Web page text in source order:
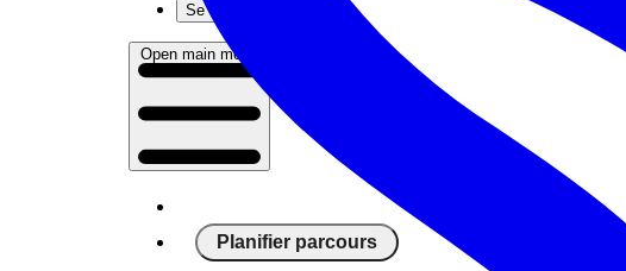
Se connecter
Open main menu
Planifier parcours